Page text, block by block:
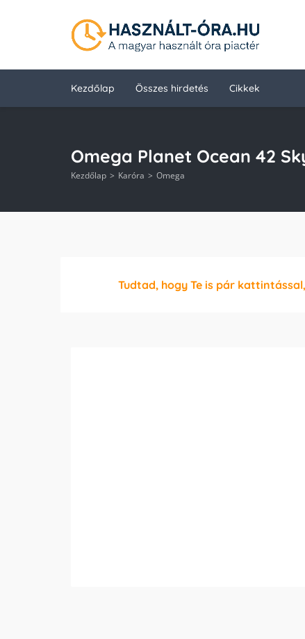
Kezdőlap Összes hirdetés Cikkek
Omega Planet Ocean 42
Kezdőlap Karóra Omega
Tudtad, hogy Te is pár